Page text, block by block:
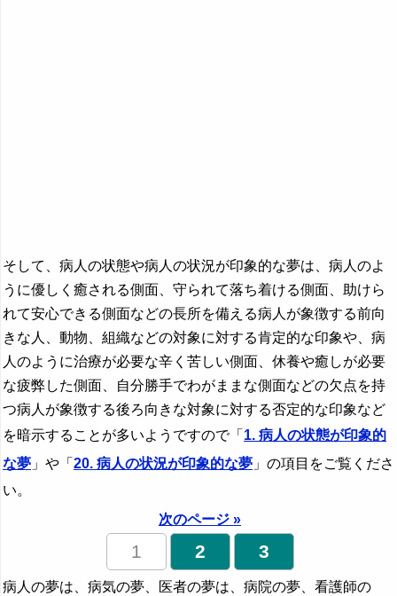
ビデオの夢・動画の夢の夢占い
人混みの夢・群衆の夢の夢占い
ヒトデの夢の夢占い
避難する夢の夢占い
火の鳥の夢・不死鳥の夢の夢占い
皮膚の夢→肌の夢・皮膚の夢
肥満の夢→太る夢・肥満の夢
紐の夢→縄の夢・紐の夢
そして、病人の状態や病人の状況が印象的な夢は、病人のよ
うに優しく癒される側面、守られて落ち着ける側面、助けら
れて安心できる側面などの長所を備える病人が象徴する前向
きな人、動物、組織などの対象に対する肯定的な印象や、病
人のように治療が必要な辛く苦しい側面、休養や癒しが必要
な疲弊した側面、自分勝手でわがままな側面などの欠点を持
つ病人が象徴する後ろ向きな対象に対する否定的な印象など
を暗示することが多いようですので「 1. 病人の状態が印象的
な夢 」や「 20. 病人の状況が印象的な夢 」の項目をご覧くださ
い。
次のページ »
1 2 3
病人の夢は、病気の夢、医者の夢は、病院の夢、看護師の